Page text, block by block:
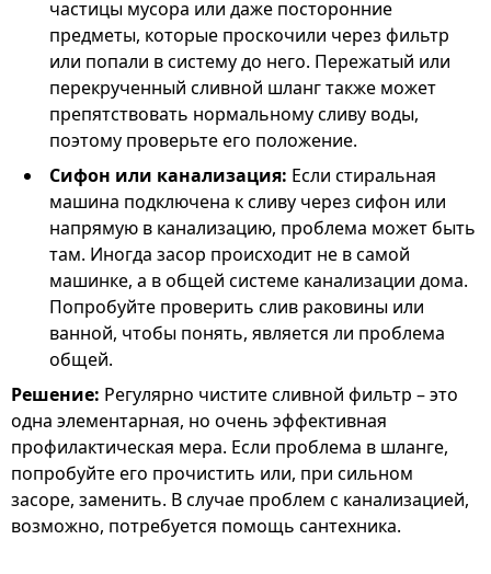
частицы мусора или даже посторонние
предметы, которые проскочили через фильтр
или попали в систему до него. Пережатый или
перекрученный сливной шланг также может
препятствовать нормальному сливу воды,
поэтому проверьте его положение.
Сифон или канализация: Если стиральная
машина подключена к сливу через сифон или
напрямую в канализацию, проблема может быть
там. Иногда засор происходит не в самой
машинке, а в общей системе канализации дома.
Попробуйте проверить слив раковины или
ванной, чтобы понять, является ли проблема
общей.
Решение: Регулярно чистите сливной фильтр – это
одна элементарная, но очень эффективная
профилактическая мера. Если проблема в шланге,
попробуйте его прочистить или, при сильном
засоре, заменить. В случае проблем с канализацией,
возможно, потребуется помощь сантехника.